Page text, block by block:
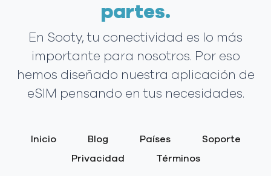
partes.
En Sooty, tu conectividad es lo más
importante para nosotros. Por eso
hemos diseñado nuestra aplicación de
eSIM pensando en tus necesidades.
Inicio Blog Países
Soporte
Privacidad
Términos